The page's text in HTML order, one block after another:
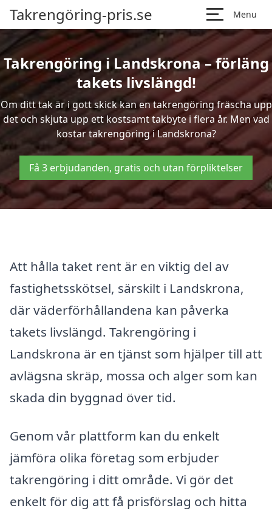
Takrengöring-pris.se Menu
Takrengöring i Landskrona – förläng
takets livslängd!
Om ditt tak är i gott skick kan en takrengöring fräscha upp
det och skjuta upp ett kostsamt takbyte i flera år. Men vad
kostar takrengöring i Landskrona?
Få 3 erbjudanden, gratis och utan förpliktelser
Att hålla taket rent är en viktig del av
fastighetsskötsel, särskilt i Landskrona,
där väderförhållandena kan påverka
takets livslängd. Takrengöring i
Landskrona är en tjänst som hjälper till att
avlägsna skräp, mossa och alger som kan
skada din byggnad över tid.
Genom vår plattform kan du enkelt
jämföra olika företag som erbjuder
takrengöring i ditt område. Vi gör det
enkelt för dig att få prisförslag och hitta